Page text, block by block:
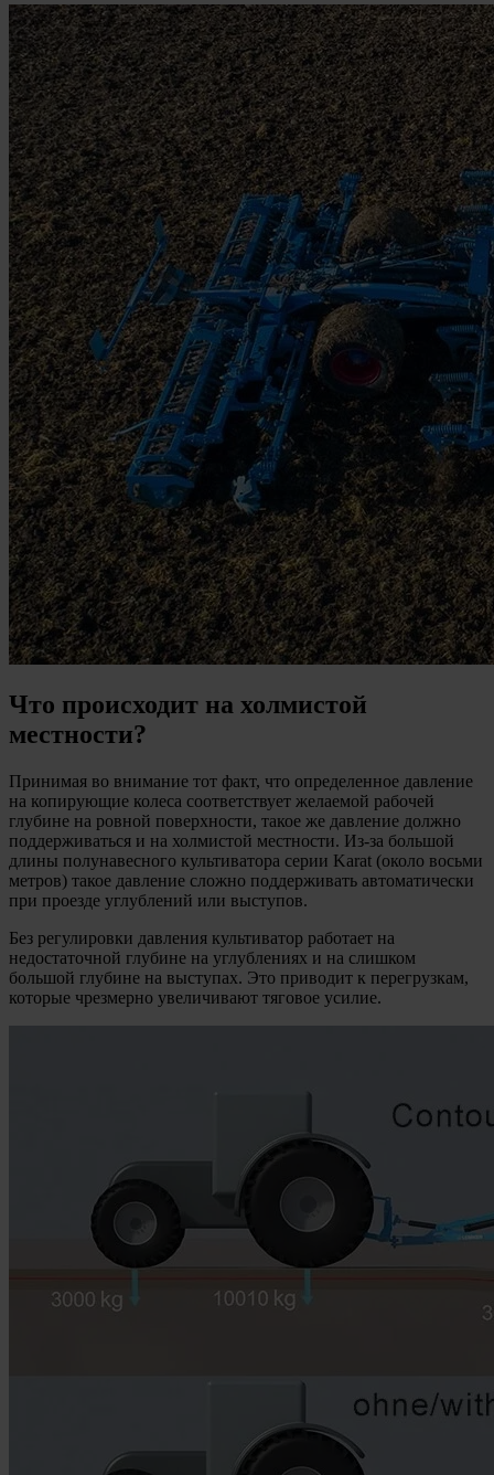
Что происходит на холмистой
местности?
Принимая во внимание тот факт, что определенное давление
на копирующие колеса соответствует желаемой рабочей
глубине на ровной поверхности, такое же давление должно
поддерживаться и на холмистой местности. Из-за большой
длины полунавесного культиватора серии Karat (около восьми
метров) такое давление сложно поддерживать автоматически
при проезде углублений или выступов.
Без регулировки давления культиватор работает на
недостаточной глубине на углублениях и на слишком
большой глубине на выступах. Это приводит к перегрузкам,
которые чрезмерно увеличивают тяговое усилие.